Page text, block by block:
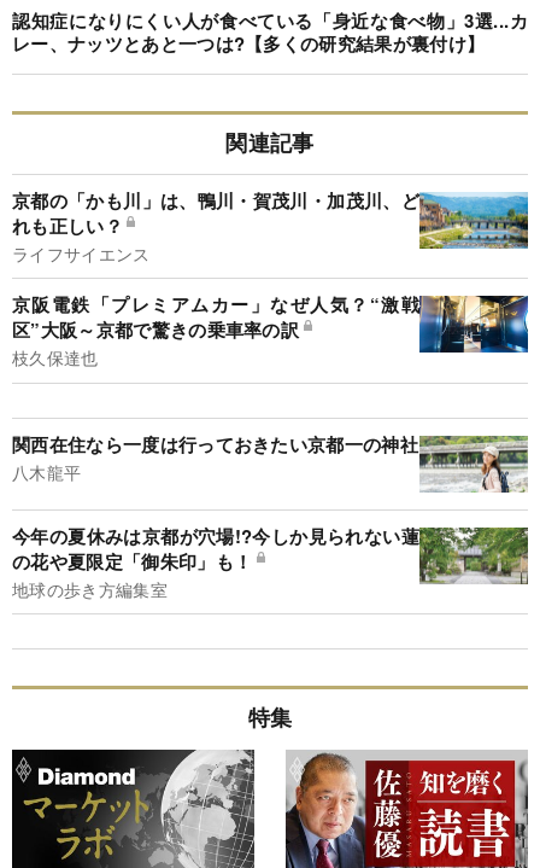
認知症になりにくい人が食べている「身近な食べ物」3選...カ
レー、ナッツとあと一つは?【多くの研究結果が裏付け】
関連記事
京都の「かも川」は、鴨川・賀茂川・加茂川、ど
れも正しい？
ライフサイエンス
京阪電鉄「プレミアムカー」なぜ人気？“激戦
区”大阪～京都で驚きの乗車率の訳
枝久保達也
関西在住なら一度は行っておきたい京都一の神社
八木龍平
今年の夏休みは京都が穴場!?今しか見られない蓮
の花や夏限定「御朱印」も！
地球の歩き方編集室
特集